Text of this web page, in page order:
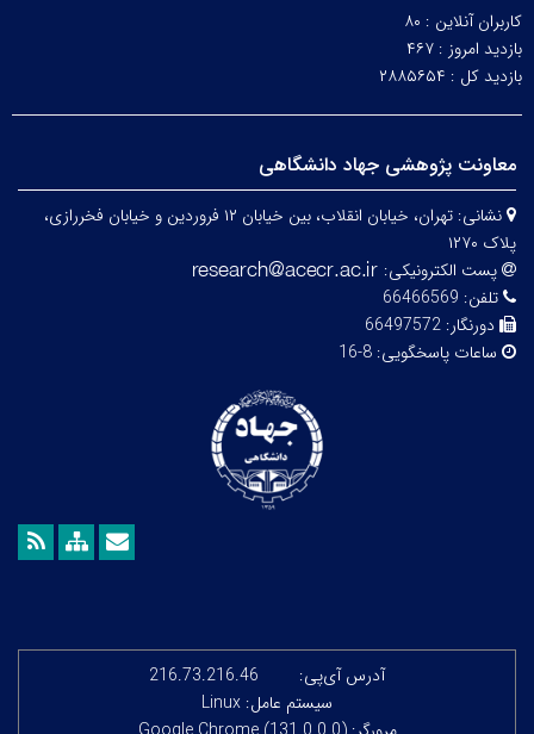
کاربران آنلاین : ۸۰
بازدید امروز : ۴۶۷
بازدید کل : ۲۸۸۵۶۵۴
معاونت پژوهشی جهاد دانشگاهی
نشانی:
تهران، خیابان انقلاب، بین خیابان ۱۲ فروردین و خیابان فخررازی،
پلاک ۱۲۷۰
پست الکترونیکی:
تلفن: 66466569
دورنگار: 66497572
ساعات پاسخگویی: 8-16
آدرس آی‌پی:
216.73.216.46
سیستم عامل: Linux